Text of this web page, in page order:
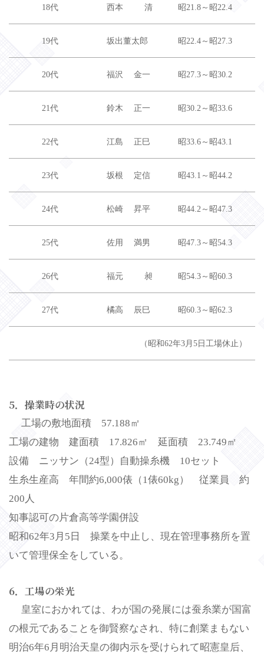
18代 西本 清 昭21.8～昭22.4
19代 坂出董太郎 昭22.4～昭27.3
20代 福沢 金一 昭27.3～昭30.2
21代 鈴木 正一 昭30.2～昭33.6
22代 江島 正巳 昭33.6～昭43.1
23代 坂根 定信 昭43.1～昭44.2
24代 松崎 昇平 昭44.2～昭47.3
25代 佐用 満男 昭47.3～昭54.3
26代 福元 昶 昭54.3～昭60.3
27代 橘高 辰巳 昭60.3～昭62.3
（昭和62年3月5日工場休止）
5．操業時の状況
工場の敷地面積 57.188㎡
工場の建物 建面積 17.826㎡ 延面積 23.749㎡
設備 ニッサン（24型）自動操糸機 10セット
生糸生産高 年間約6,000俵（1俵60kg） 従業員 約
200人
知事認可の片倉高等学園併設
昭和62年3月5日 操業を中止し、現在管理事務所を置
いて管理保全をしている。
6．工場の栄光
皇室におかれては、わが国の発展には蚕糸業が国富
の根元であることを御賢察なされ、特に創業まもない
明治6年6月明治天皇の御内示を受けられて昭憲皇后、